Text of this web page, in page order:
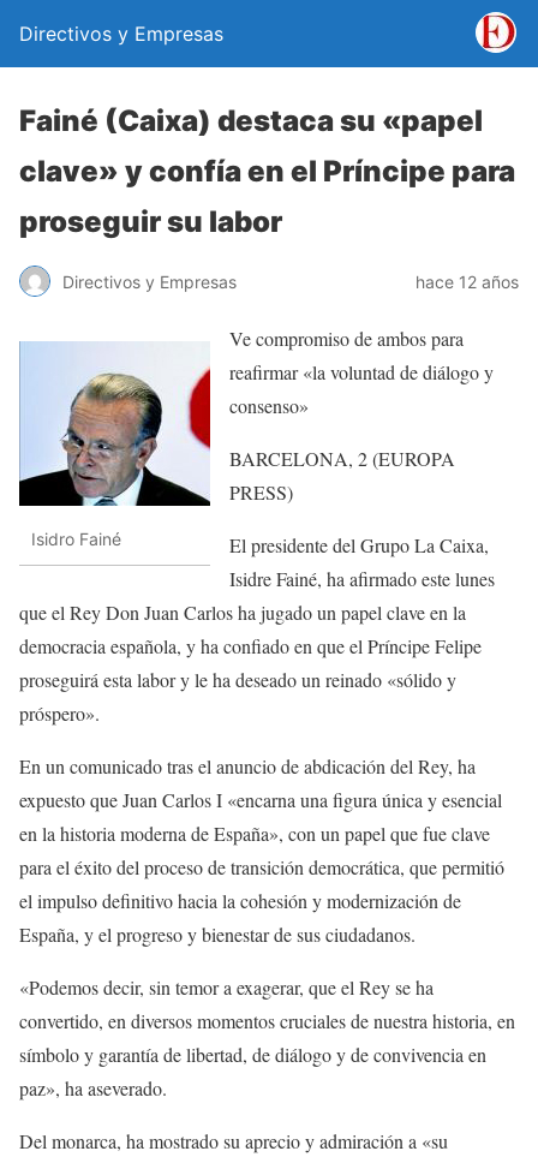
Directivos y Empresas
Fainé (Caixa) destaca su «papel
clave» y confía en el Príncipe para
proseguir su labor
Directivos y Empresas hace 12 años
Isidro Fainé
Ve compromiso de ambos para
reafirmar «la voluntad de diálogo y
consenso»
BARCELONA, 2 (EUROPA
PRESS)
El presidente del Grupo La Caixa,
Isidre Fainé, ha afirmado este lunes
que el Rey Don Juan Carlos ha jugado un papel clave en la
democracia española, y ha confiado en que el Príncipe Felipe
proseguirá esta labor y le ha deseado un reinado «sólido y
próspero».
En un comunicado tras el anuncio de abdicación del Rey, ha
expuesto que Juan Carlos I «encarna una figura única y esencial
en la historia moderna de España», con un papel que fue clave
para el éxito del proceso de transición democrática, que permitió
el impulso definitivo hacia la cohesión y modernización de
España, y el progreso y bienestar de sus ciudadanos.
«Podemos decir, sin temor a exagerar, que el Rey se ha
convertido, en diversos momentos cruciales de nuestra historia, en
símbolo y garantía de libertad, de diálogo y de convivencia en
paz», ha aseverado.
Del monarca, ha mostrado su aprecio y admiración a «su